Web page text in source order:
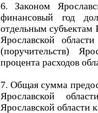
6. Законом
финансовый год
отдельным
Ярославской
(поручительств)
процента расходов
7. Общая сумма
Ярославской
Ярославской области